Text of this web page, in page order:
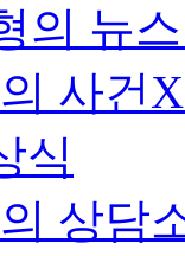
의 뉴
사건
식
상담